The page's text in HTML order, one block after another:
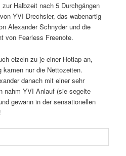
Halbzeit nach 5 Durchgängen
YVI Drechsler, das wabenartig
Alexander Schnyder und die
von Fearless Freenote.
eizeln zu je einer Hotlap an,
nur die Nettozeiten.
danach mit einer sehr
nahm YVI Anlauf (sie segelte
gewann in der sensationellen